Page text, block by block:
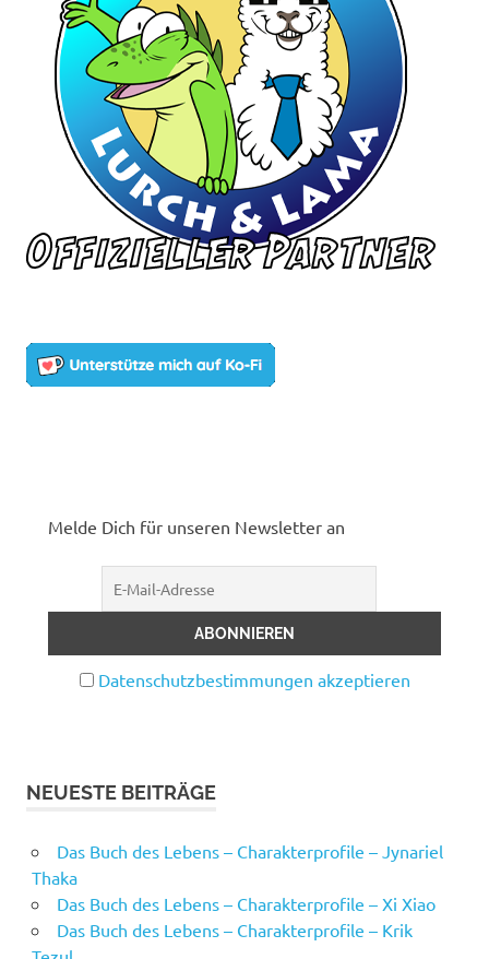
Melde Dich für unseren Newsletter an
Datenschutzbestimmungen akzeptieren
NEUESTE BEITRÄGE
Das Buch des Lebens – Charakterprofile – Jynariel
Thaka
Das Buch des Lebens – Charakterprofile – Xi Xiao
Das Buch des Lebens – Charakterprofile – Krik